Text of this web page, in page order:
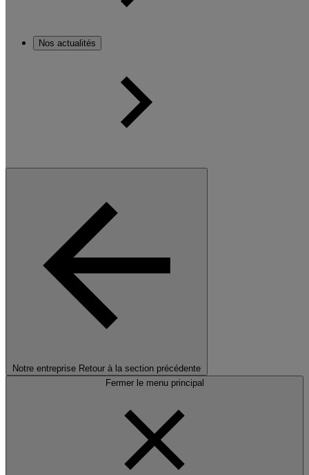
Nos actualités
Notre entreprise Retour à la section précédente
Fermer le menu principal